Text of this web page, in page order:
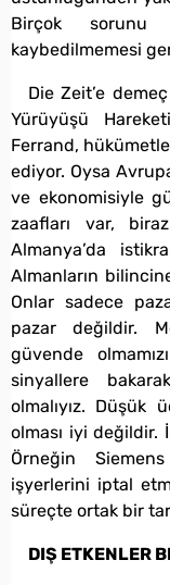
Birçok sorunu
kaybedilmemesi
Die Zeit’e
Yürüyüşü
Ferrand,
ediyor. Oysa
ve ekonomisiyle
zaafları var,
Almanya’da
Almanların
Onlar sadece
pazar değildir.
güvende
sinyallere
olmalıyız.
olması iyi değildir.
Örneğin
işyerlerini iptal
süreçte ortak bir
DIŞ ETKENLER